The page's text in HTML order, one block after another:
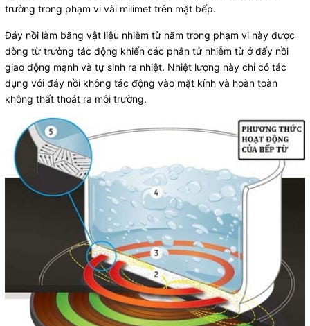
trường trong phạm vi vài milimet trên mặt bếp.
Đáy nồi làm bằng vật liệu nhiễm từ nằm trong phạm vi này được
dòng từ trường tác động khiến các phân tử nhiễm từ ở đấy nồi
giao động mạnh và tự sinh ra nhiệt. Nhiệt lượng này chỉ có tác
dụng với đáy nồi không tác động vào mặt kính và hoàn toàn
không thất thoát ra môi trường.